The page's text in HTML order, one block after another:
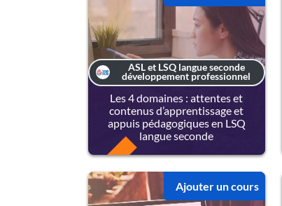
ASL et LSQ langue seconde
développement professionnel
Les 4 domaines : attentes et
contenus d’apprentissage et
appuis pédagogiques en LSQ
langue seconde
FREE
Ajouter un cours